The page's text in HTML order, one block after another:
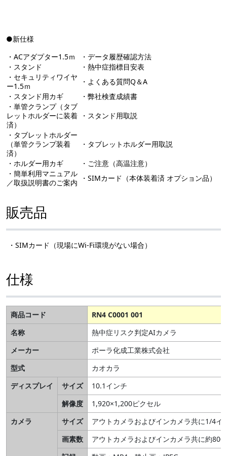
●新仕様
・ACアダプター1.5ｍ
・データ履歴確認方法
・スタンド
・熱中症指標目安表
・セキュリティワイヤ
ー1.5ｍ
・よくある質問Q＆A
・スタンド用カギ
・弊社検査成績書
・単管クランプ（タブ
レットホルダーに装着
済）
・スタンド用取説
・タブレットホルダー
（単管クランプ装着
済）
・タブレットホルダー用取説
・ホルダー用カギ
・ご注意（高温注意）
・簡単利用マニュアル
／取扱説明書のご案内
・SIMカード（本体装着済 オプション品）
販売品
・SIMカード（現場にWi-Fi環境がない場合）
仕様
商品コード
RN4 C0001 001
名称
熱中症リスク判定AIカメラ
メーカー
ポーラ化成工業株式会社
型式
カオカラ
ディスプレイ
サイズ
10.1インチ
解像度
1,920×1,200ピクセル
カメラ
サイズ
アウトカメラおよびインカメラ共に1/4イ
画素数
アウトカメラおよびインカメラ共に約800